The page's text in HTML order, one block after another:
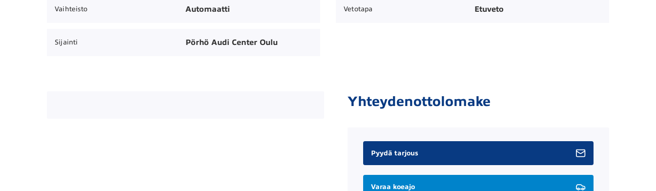
Vaihteisto Automaatti Vetotapa Etuveto
Sijainti Pörhö Audi Center Oulu
Yhteydenottolomake
Pyydä tarjous
Varaa koeajo